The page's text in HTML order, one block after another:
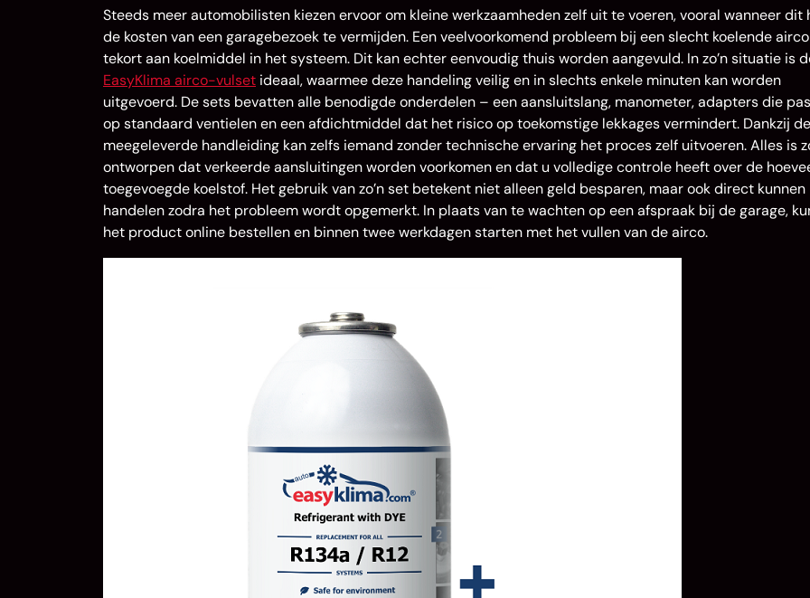
Steeds meer automobilisten kiezen ervoor om kleine werkzaamheden zelf uit te voeren, vooral wanneer dit
de kosten van een garagebezoek te vermijden. Een veelvoorkomend probleem bij een slecht koelende
tekort aan koelmiddel in het systeem. Dit kan echter eenvoudig thuis worden aangevuld. In zo’n situatie is
EasyKlima airco-vulset ideaal, waarmee deze handeling veilig en in slechts enkele minuten kan worden
uitgevoerd. De sets bevatten alle benodigde onderdelen – een aansluitslang, manometer, adapters die
op standaard ventielen en een afdichtmiddel dat het risico op toekomstige lekkages vermindert. Dankzij de
meegeleverde handleiding kan zelfs iemand zonder technische ervaring het proces zelf uitvoeren. Alles is
ontworpen dat verkeerde aansluitingen worden voorkomen en dat u volledige controle heeft over de
toegevoegde koelstof. Het gebruik van zo’n set betekent niet alleen geld besparen, maar ook direct kunnen
handelen zodra het probleem wordt opgemerkt. In plaats van te wachten op een afspraak bij de garage,
het product online bestellen en binnen twee werkdagen starten met het vullen van de airco.